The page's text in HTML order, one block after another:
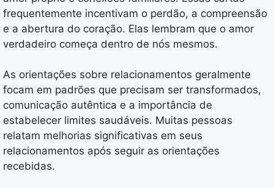
frequentemente incentivam o perdão, a compreensão
e a abertura do coração. Elas lembram que o amor
verdadeiro começa dentro de nós mesmos.
As orientações sobre relacionamentos geralmente
focam em padrões que precisam ser transformados,
comunicação autêntica e a importância de
estabelecer limites saudáveis. Muitas pessoas
relatam melhorias significativas em seus
relacionamentos após seguir as orientações
recebidas.